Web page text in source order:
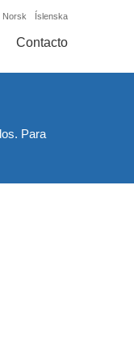
Norsk Íslenska
Contacto
Para